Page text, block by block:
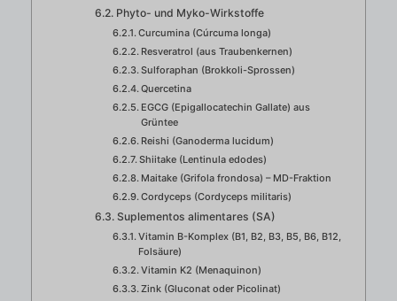
Phyto- und Myko-Wirkstoffe
Curcumina (Cúrcuma longa)
Resveratrol (aus Traubenkernen)
Sulforaphan (Brokkoli-Sprossen)
Quercetina
EGCG (Epigallocatechin Gallate) aus
Grüntee
Reishi (Ganoderma lucidum)
Shiitake (Lentinula edodes)
Maitake (Grifola frondosa) – MD-Fraktion
Cordyceps (Cordyceps militaris)
Suplementos alimentares (SA)
Vitamin B-Komplex (B1, B2, B3, B5, B6, B12,
Folsäure)
Vitamin K2 (Menaquinon)
Zink (Gluconat oder Picolinat)